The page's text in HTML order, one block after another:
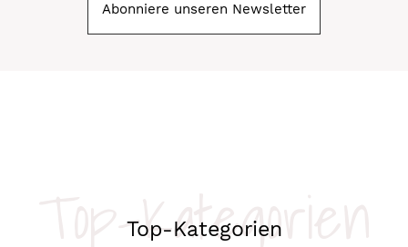
Abonniere unseren Newsletter
Top-Kategorien
Top-Kategorien